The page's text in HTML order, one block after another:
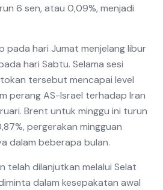
6 sen, atau 0,09%, menjadi
hari Jumat menjelang libur
hari Sabtu. Selama sesi
tersebut mencapai level
perang AS-Israel terhadap Iran
Brent untuk minggu ini turun
pergerakan mingguan
dalam beberapa bulan.
telah dilanjutkan melalui Selat
dalam kesepakatan awal